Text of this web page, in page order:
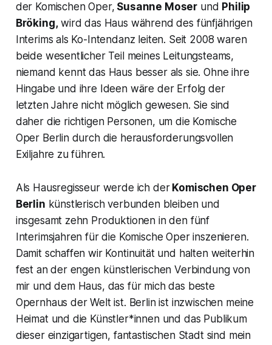
der Komischen Oper, Susanne Moser und Philip
Bröking,wird das Haus während des fünfjährigen
Interims als Ko-Intendanz leiten. Seit 2008 waren
beide wesentlicher Teil meines Leitungsteams,
niemand kennt das Haus besser als sie. Ohne ihre
Hingabe und ihre Ideen wäre der Erfolg der
letzten Jahre nicht möglich gewesen. Sie sind
daher die richtigen Personen, um die Komische
Oper Berlin durch die herausforderungsvollen
Exiljahre zu führen.
Als Hausregisseur werde ich derKomischen Oper
Berlin künstlerisch verbunden bleiben und
insgesamt zehn Produktionen in den fünf
Interimsjahren für die Komische Oper inszenieren.
Damit schaffen wir Kontinuität und halten weiterhin
fest an der engen künstlerischen Verbindung von
mir und dem Haus, das für mich das beste
Opernhaus der Welt ist. Berlin ist inzwischen meine
Heimat und die Künstler*innen und das Publikum
dieser einzigartigen, fantastischen Stadt sind mein